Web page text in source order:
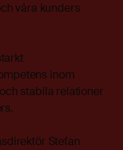
våra kunders
inom
stabila relationer
Stefan